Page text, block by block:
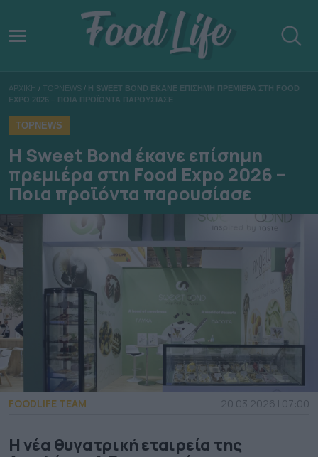
ΑΡΧΙΚΗ / TOPNEWS / Η SWEET BOND ΕΚΑΝΕ ΕΠΙΣΗΜΗ ΠΡΕΜΙΕΡΑ ΣΤΗ FOOD
EXPO 2026 – ΠΟΙΑ ΠΡΟΪΟΝΤΑ ΠΑΡΟΥΣΙΑΣΕ
TOPNEWS
Η Sweet Bond έκανε επίσημη
πρεμιέρα στη Food Expo 2026 –
Ποια προϊόντα παρουσίασε
FOODLIFE TEAM 20.03.2026 | 07:00
Η νέα θυγατρική εταιρεία της